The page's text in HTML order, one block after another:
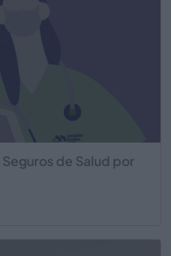
de Salud por